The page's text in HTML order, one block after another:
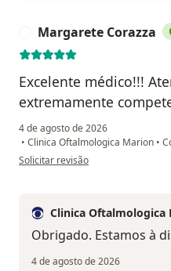
Margarete Corazza
Excelente médico!!!
extremamente
4 de agosto de 2026
• Clinica Oftalmologica Marion •
na opinião do utilizador Margarete
Solicitar revisão
Clinica Oftalmologica
Obrigado. Estamos à
4 de agosto de 2026